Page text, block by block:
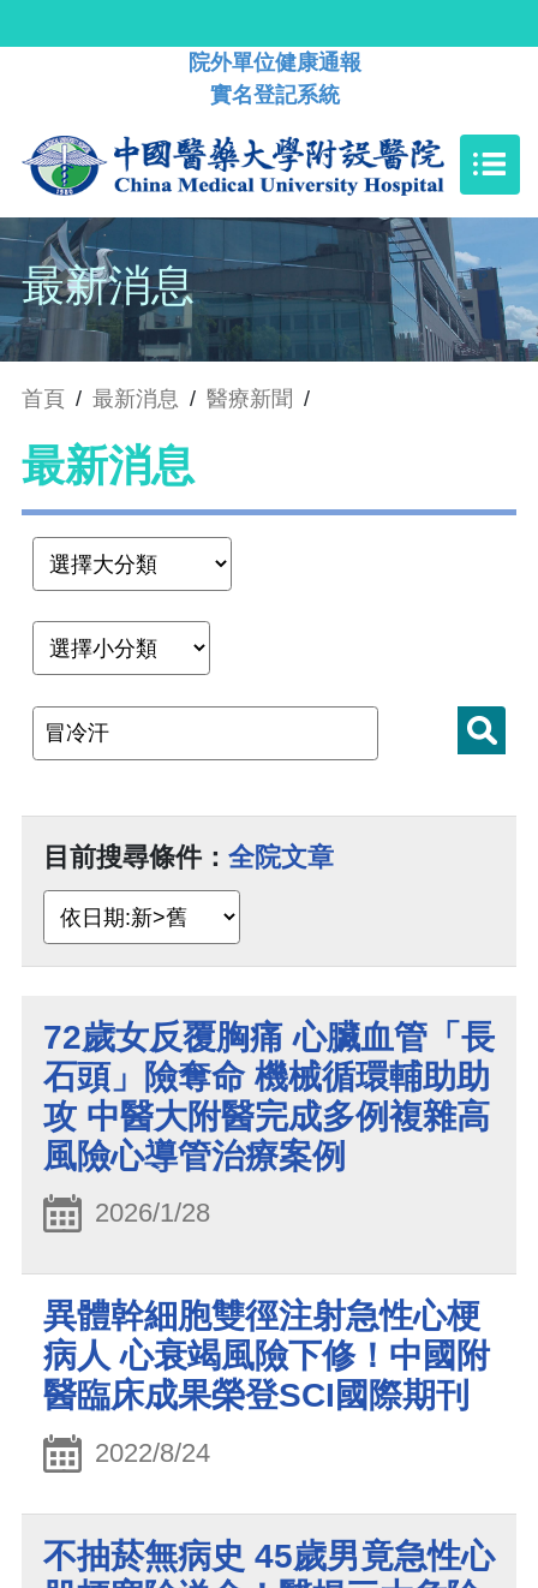
院外單位健康通報
實名登記系統
最新消息
首頁 / 最新消息 / 醫療新聞 /
最新消息
目前搜尋條件： 全院文章
72歲女反覆胸痛 心臟血管「長
石頭」險奪命 機械循環輔助助
攻 中醫大附醫完成多例複雜高
風險心導管治療案例
2026/1/28
異體幹細胞雙徑注射急性心梗
病人 心衰竭風險下修！中國附
醫臨床成果榮登SCI國際期刊
2022/8/24
不抽菸無病史 45歲男竟急性心